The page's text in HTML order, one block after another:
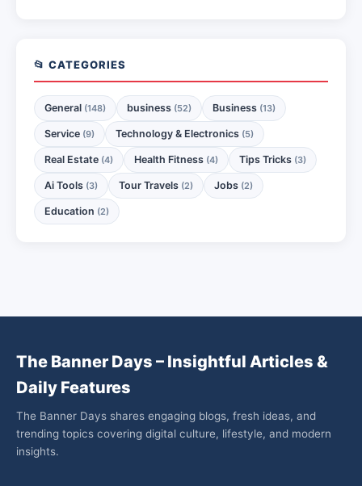
📂 CATEGORIES
General (148) business (52) Business (13)
Service (9) Technology & Electronics (5)
Real Estate (4) Health Fitness (4) Tips Tricks (3)
Ai Tools (3) Tour Travels (2) Jobs (2)
Education (2)
The Banner Days – Insightful Articles &
Daily Features
The Banner Days shares engaging blogs, fresh ideas, and
trending topics covering digital culture, lifestyle, and modern
insights.